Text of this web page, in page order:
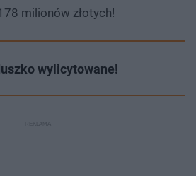
milionów złotych!
wylicytowane!